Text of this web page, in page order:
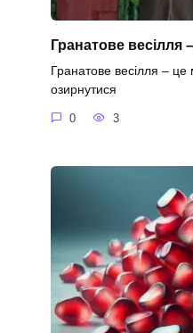
Гранатове весілля
Гранатове весілля –
озирнутися
0 3